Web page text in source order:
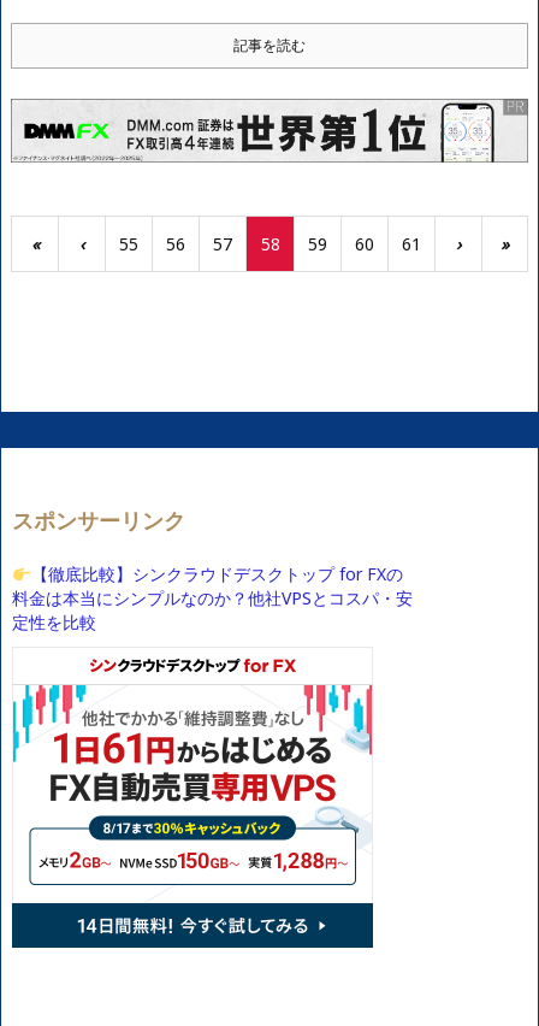
記事を読む
« ‹ 55 56 57 58 59 60 61 › »
スポンサーリンク
【徹底比較】シンクラウドデスクトップ for FXの
料金は本当にシンプルなのか？他社VPSとコスパ・安
定性を比較